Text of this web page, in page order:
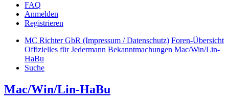
FAQ
Anmelden
Registrieren
MC Richter GbR (Impressum / Datenschutz) Foren-Übersicht
Offizielles für Jedermann Bekanntmachungen Mac/Win/Lin-
HaBu
Suche
Mac/Win/Lin-HaBu